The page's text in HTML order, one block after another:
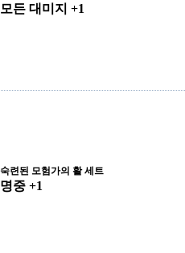
모든 대미지 +1
숙련된 모험가의 활 세트
명중 +1